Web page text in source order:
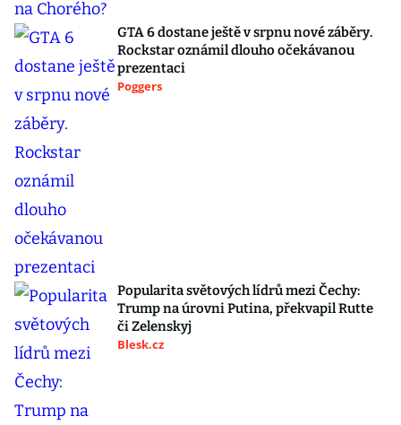
GTA 6 dostane ještě v srpnu nové záběry.
Rockstar oznámil dlouho očekávanou
prezentaci
Poggers
Popularita světových lídrů mezi Čechy:
Trump na úrovni Putina, překvapil Rutte
či Zelenskyj
Blesk.cz